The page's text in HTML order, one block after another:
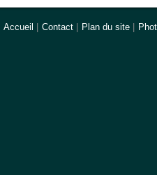
Accueil Contact Plan du site